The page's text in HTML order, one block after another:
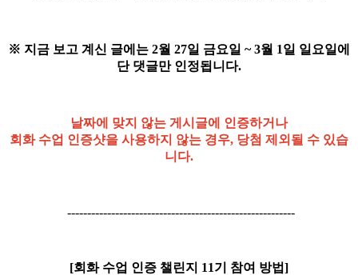
※ 지금 보고 계신 글에는 2월 27일 금요일 ~ 3월 1일 일요일에
단 댓글만 인정됩니다.
날짜에 맞지 않는 게시글에 인증하거나
회화 수업 인증샷을 사용하지 않는 경우, 당첨 제외될 수 있습
니다.
---------------------------------------------------------
[회화 수업 인증 챌린지 11기 참여 방법]